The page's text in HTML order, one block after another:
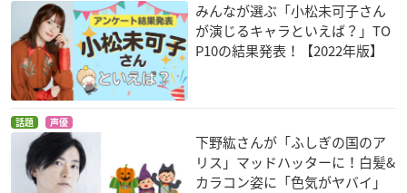
みんなが選ぶ「小松未可子さん
が演じるキャラといえば？」TO
P10の結果発表！【2022年版】
話題 声優
下野紘さんが「ふしぎの国のア
リス」マッドハッターに！白髪&
カラコン姿に「色気がヤバイ」